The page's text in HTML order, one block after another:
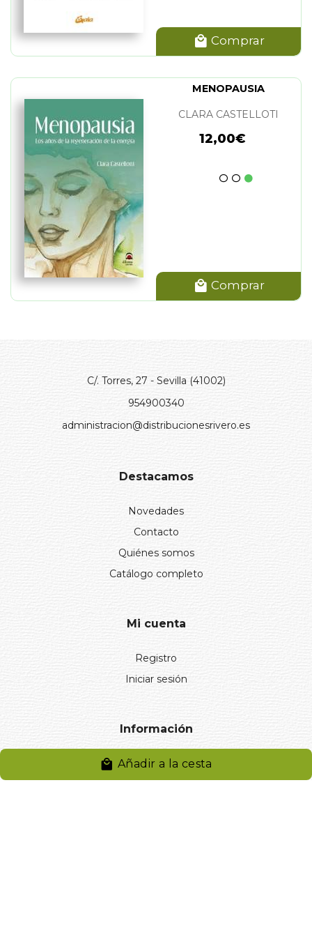
Añadir a la cesta
Comprar
MENOPAUSIA
CLARA CASTELLOTI
12,00€
Comprar
C/. Torres, 27 - Sevilla (41002)
954900340
administracion@distribucionesrivero.es
Destacamos
Novedades
Contacto
Quiénes somos
Catálogo completo
Mi cuenta
Registro
Iniciar sesión
Información
Aviso legal
Política de privacidad